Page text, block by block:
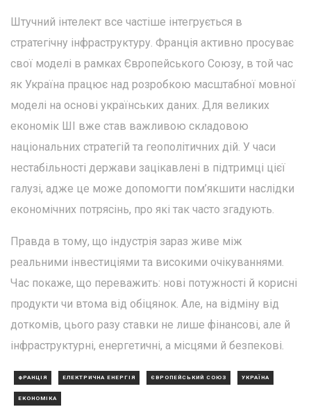
Штучний інтелект все частіше інтегрується в
стратегічну інфраструктуру. Франція активно просуває
свої моделі в рамках Європейського Союзу, в той час
як Україна працює над розробкою масштабної мовної
моделі на основі українських даних. Для великих
економік ШІ вже став важливою складовою
національних стратегій та геополітичних дій. У часи
нестабільності держави зацікавлені в підтримці цієї
галузі, адже це може допомогти пом’якшити наслідки
економічних потрясінь, про які так часто згадують.
Правда в тому, що індустрія зараз живе між
реальними інвестиціями та високими очікуваннями.
Час покаже, що переважить: нові потужності й корисні
продукти чи втома від обіцянок. Але, на відміну від
доткомів, цього разу ставки не лише фінансові, але й
інфраструктурні, енергетичні, а місцями й безпекові.
ФРАНЦІЯ ЕЛЕКТРИЧНА ЕНЕРГІЯ ЄВРОПЕЙСЬКИЙ СОЮЗ УКРАЇНА
ЕКОНОМІКА